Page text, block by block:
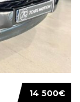
14 500€